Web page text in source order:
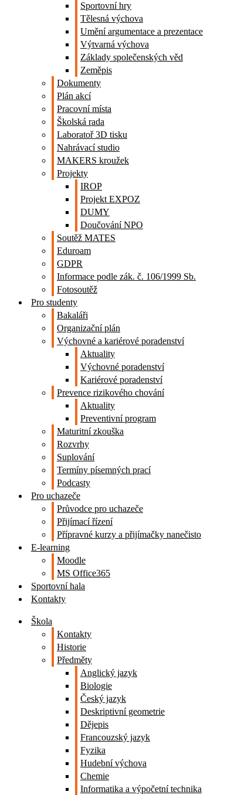
Sportovní hry
Tělesná výchova
Umění argumentace a prezentace
Výtvarná výchova
Základy společenských věd
Zeměpis
Dokumenty
Plán akcí
Pracovní místa
Školská rada
Laboratoř 3D tisku
Nahrávací studio
MAKERS kroužek
Projekty
IROP
Projekt EXPOZ
DUMY
Doučování NPO
Soutěž MATES
Eduroam
GDPR
Informace podle zák. č. 106/1999 Sb.
Fotosoutěž
Pro studenty
Bakaláři
Organizační plán
Výchovné a kariérové poradenství
Aktuality
Výchovné poradenství
Kariérové poradenství
Prevence rizikového chování
Aktuality
Preventivní program
Maturitní zkouška
Rozvrhy
Suplování
Termíny písemných prací
Podcasty
Pro uchazeče
Průvodce pro uchazeče
Přijímací řízení
Přípravné kurzy a přijímačky nanečisto
E-learning
Moodle
MS Office365
Sportovní hala
Kontakty
Škola
Kontakty
Historie
Předměty
Anglický jazyk
Biologie
Český jazyk
Deskriptivní geometrie
Dějepis
Francouzský jazyk
Fyzika
Hudební výchova
Chemie
Informatika a výpočetní technika